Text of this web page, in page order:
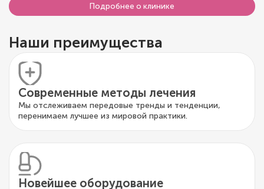
Подробнее о клинике
Наши преимущества
Современные методы лечения
Мы отслеживаем передовые тренды и тенденции,
перенимаем лучшее из мировой практики.
Новейшее оборудование